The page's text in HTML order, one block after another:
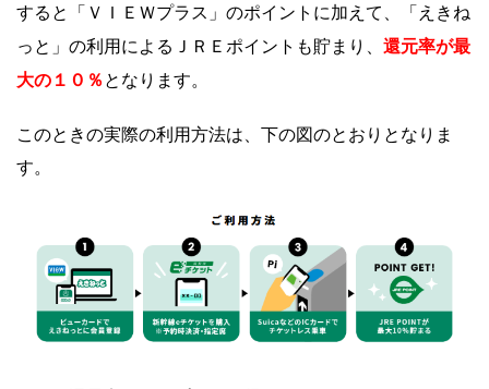
すると「ＶＩＥＷプラス」のポイントに加えて、
「えきね
っと」の利用によるＪＲＥポイントも貯まり、 還元率が最
大の１０％ となります。
このときの実際の利用方法は、下の図のとおりとなりま
す。